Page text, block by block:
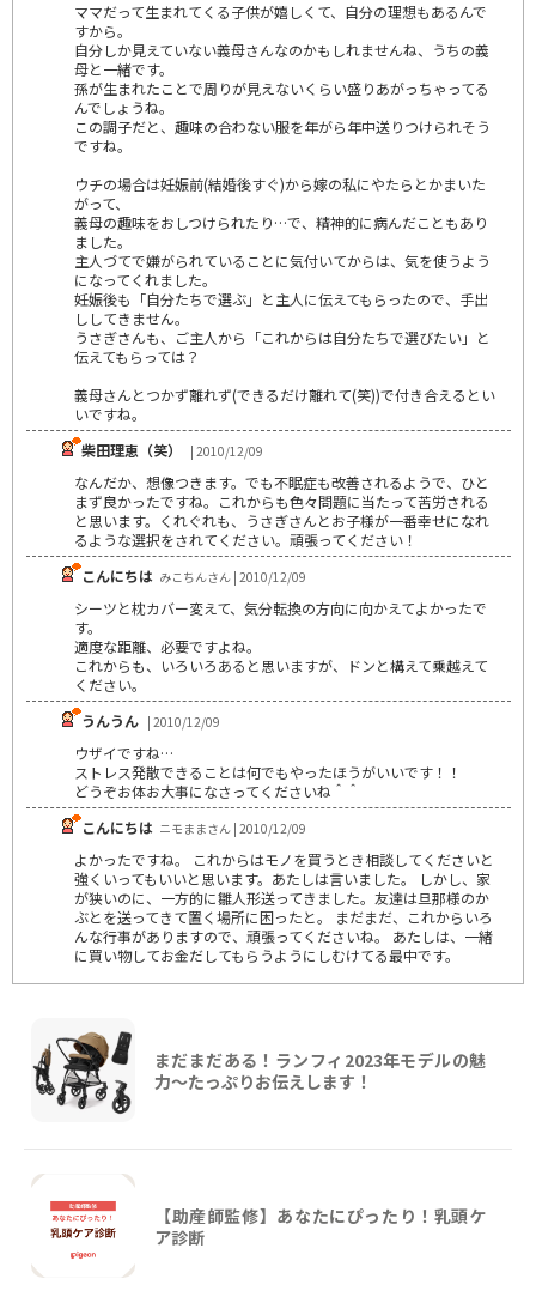
ママだって生まれてくる子供が嬉しくて、自分の理想もあるんで
すから。
自分しか見えていない義母さんなのかもしれませんね、うちの義
母と一緒です。
孫が生まれたことで周りが見えないくらい盛りあがっちゃってる
んでしょうね。
この調子だと、趣味の合わない服を年がら年中送りつけられそう
ですね。
ウチの場合は妊娠前(結婚後すぐ)から嫁の私にやたらとかまいた
がって、
義母の趣味をおしつけられたり…で、精神的に病んだこともあり
ました。
主人づてで嫌がられていることに気付いてからは、気を使うよう
になってくれました。
妊娠後も「自分たちで選ぶ」と主人に伝えてもらったので、手出
ししてきません。
うさぎさんも、ご主人から「これからは自分たちで選びたい」と
伝えてもらっては？
義母さんとつかず離れず(できるだけ離れて(笑))で付き合えるとい
いですね。
柴田理恵（笑）
| 2010/12/09
なんだか、想像つきます。でも不眠症も改善されるようで、ひと
まず良かったですね。これからも色々問題に当たって苦労される
と思います。くれぐれも、うさぎさんとお子様が一番幸せになれ
るような選択をされてください。頑張ってください！
こんにちは みこちんさん | 2010/12/09
シーツと枕カバー変えて、気分転換の方向に向かえてよかったで
す。
適度な距離、必要ですよね。
これからも、いろいろあると思いますが、ドンと構えて乗越えて
ください。
うんうん | 2010/12/09
ウザイですね…
ストレス発散できることは何でもやったほうがいいです！！
どうぞお体お大事になさってくださいね＾＾
こんにちは ニモままさん | 2010/12/09
よかったですね。 これからはモノを買うとき相談してくださいと
強くいってもいいと思います。あたしは言いました。 しかし、家
が狭いのに、一方的に雛人形送ってきました。友達は旦那様のか
ぶとを送ってきて置く場所に困ったと。 まだまだ、これからいろ
んな行事がありますので、頑張ってくださいね。 あたしは、一緒
に買い物してお金だしてもらうようにしむけてる最中です。
まだまだある！ランフィ2023年モデルの魅
力～たっぷりお伝えします！
【助産師監修】あなたにぴったり！乳頭ケ
ア診断